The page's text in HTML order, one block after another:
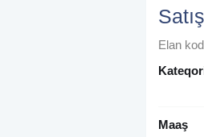
Elan
Maaş